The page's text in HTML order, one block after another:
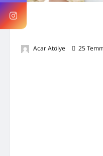
Kansızlık (Anemi)
Nedenleri, Doğal
Acar Atölye
25